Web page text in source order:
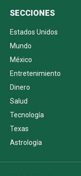
SECCIONES
Estados Unidos
Mundo
México
Entretenimiento
Dinero
Salud
Tecnología
Texas
Astrología